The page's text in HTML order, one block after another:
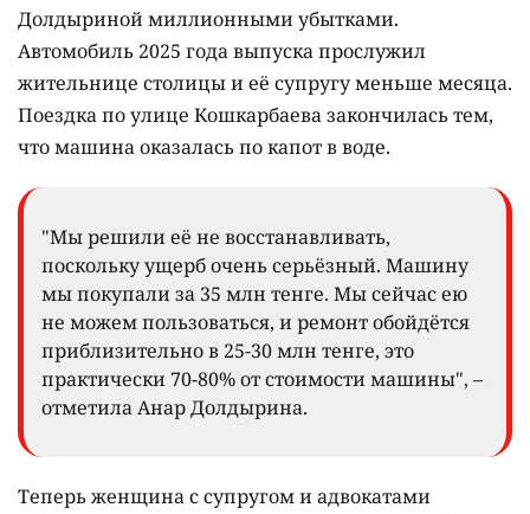
Долдыриной миллионными убытками.
Автомобиль 2025 года выпуска прослужил
жительнице столицы и её супругу меньше месяца.
Поездка по улице Кошкарбаева закончилась тем,
что машина оказалась по капот в воде.
"Мы решили её не восстанавливать,
поскольку ущерб очень серьёзный. Машину
мы покупали за 35 млн тенге. Мы сейчас ею
не можем пользоваться, и ремонт обойдётся
приблизительно в 25-30 млн тенге, это
практически 70-80% от стоимости машины", –
отметила Анар Долдырина.
Теперь женщина с супругом и адвокатами